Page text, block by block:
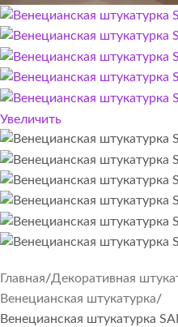
Увеличить
Главная Декоративная
Венецианская штукатурка
Венецианская штукатурка